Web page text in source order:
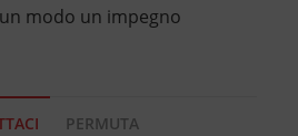
modo un impegno
PERMUTA